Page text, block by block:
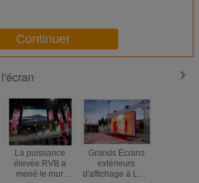
Continuer
La puissance
élevée RVB a
mené le mur
Grands Écrans
extérieurs
d'affichage à LED